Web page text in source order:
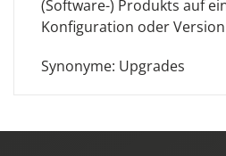
(Software-) Produkts auf
Konfiguration oder
Synonyme: Upgrades